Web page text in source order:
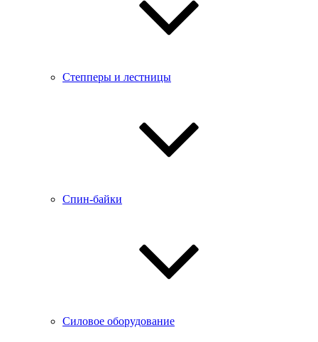
Степперы и лестницы
Спин-байки
Силовое оборудование